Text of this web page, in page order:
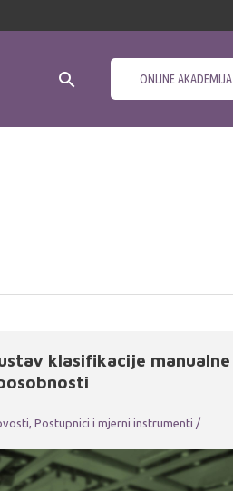
Search ONLINE AKADEMIJA
klasifikacije manualne
,Postupnici i mjerni instrumenti /